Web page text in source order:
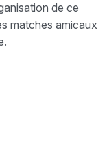
de ce
matches amicaux